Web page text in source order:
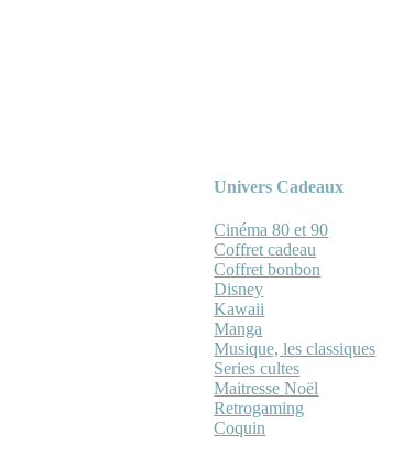
Univers Cadeaux
Cinéma 80 et 90
Coffret cadeau
Coffret bonbon
Disney
Kawaii
Manga
Musique, les classiques
Series cultes
Maitresse Noël
Retrogaming
Coquin